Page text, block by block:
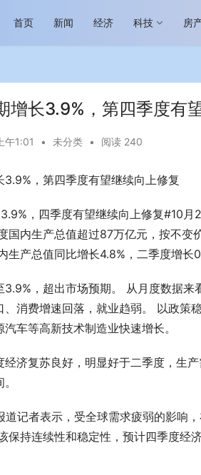
首页 新闻 经济 科技 房
增长3.9%，第四季度有
午1:01 • 未分类 • 阅读 240
，第四季度有望继续向上修复
，四季度有望继续向上修复#10
国内生产总值超过87万亿元，按不
生产总值同比增长4.8%，二季度增长
，超出市场预期。 从月度数据来
消费增速回落，就业趋弱。 以政策
车等高新技术制造业快速增长。
经济复苏良好，明显好于二季度，生
道记者表示，受全球需求疲弱的影响
持连续性和稳定性，预计四季度经
即日
今年旅游市场进入恢复发展快车道